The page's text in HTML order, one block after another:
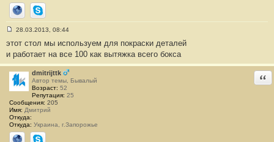
СайтSkype
о
б
щ
е
н
и
#
3
0
28.03.2013, 08:44
этот стол мы используем для покраски деталей
и работает на все 100 как вытяжка всего бокса
dmitrijttk
Автор темы, Бывалый
Возраст: 52
Репутация: 25
Сообщения: 205
Имя: Дмитрий
Откуда:
Откуда: Украина, г.Запорожье